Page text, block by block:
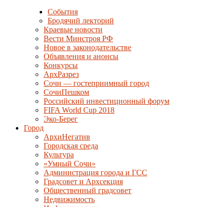
События
Бродячий лекторий
Краевые новости
Вести Минстроя РФ
Новое в законодательстве
Объявления и анонсы
Конкурсы
АрхРазрез
Сочи — гостеприимный город
СочиПешком
Российский инвестиционный форум
FIFA World Cup 2018
Эко-Берег
Город
АрхиНегатив
Городская среда
Культура
«Умный Сочи»
Администрация города и ГСС
Градсовет и Архсекция
Общественный градсовет
Недвижимость